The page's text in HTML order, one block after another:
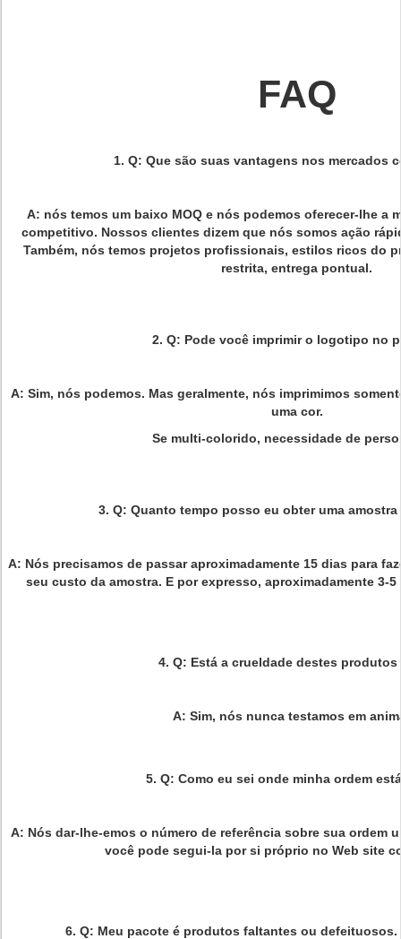
FAQ
1. Q: Que são suas vantagens nos mercados
A: nós temos um baixo MOQ e nós podemos oferecer-lhe a
competitivo. Nossos clientes dizem que nós somos ação
Também, nós temos projetos profissionais, estilos ricos do
restrita, entrega pontual.
2. Q: Pode você imprimir o logotipo no
A: Sim, nós podemos. Mas geralmente, nós imprimimos
uma cor.
Se multi-colorido, necessidade de
3. Q: Quanto tempo posso eu obter uma
A: Nós precisamos de passar aproximadamente 15 dias para
seu custo da amostra. E por expresso, aproximadamente 3-
4. Q: Está a crueldade destes
A: Sim, nós nunca testamos em
5. Q: Como eu sei onde minha ordem
A: Nós dar-lhe-emos o número de referência sobre sua ordem
você pode segui-la por si próprio no Web site
6. Q: Meu pacote é produtos faltantes ou defeituosos.